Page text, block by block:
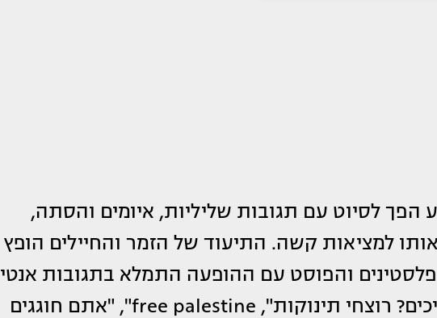
לסיוט עם תגובות שליליות, איומים והסתה,
למציאות קשה. התיעוד של הזמר והחיילים הופץ
והפוסט עם ההופעה התמלא בתגובות אנטי
ישראליות קשות: "מה אתם מחייכים? רוצחי תינוקות", free palestine", "אתם חוגגים